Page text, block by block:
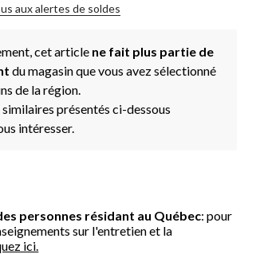
aux alertes de soldes
cet article ne fait plus partie de
du magasin que vous avez sélectionné
de la région.
présentés ci-dessous
intéresser.
personnes résidant au Québec: pour
sur l'entretien et la
ici.